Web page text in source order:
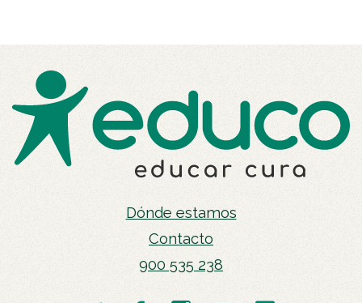
Dónde estamos
Contacto
900 535 238